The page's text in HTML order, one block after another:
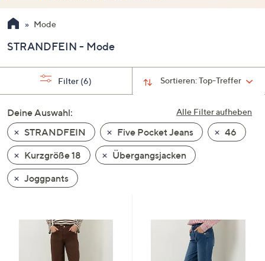
verwenden
Sie
Pfeiltasten
nach
und
nach
unten
oder
wischen
Sie
auf
nach
Mode
STRANDFEIN - Mode
Sortieren:Top-Treffer
Filter (6)
Alle Filter aufheben
Deine Auswahl:
STRANDFEIN
Five Pocket Jeans
46
Kurzgröße 18
Übergangsjacken
Joggpants